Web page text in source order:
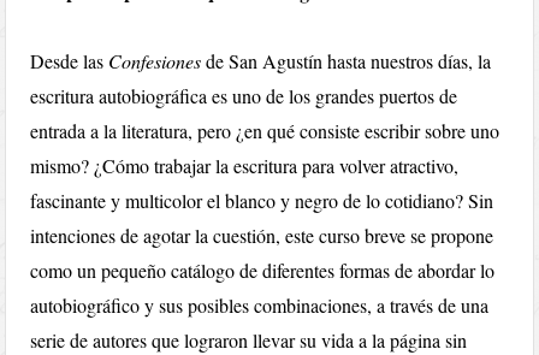
Desde las Confesionesde San Agustín hasta nuestros días, la
escritura autobiográfica es uno de los grandes puertos de
entrada a la literatura, pero ¿en qué consiste escribir sobre uno
mismo? ¿Cómo trabajar la escritura para volver atractivo,
fascinante y multicolor el blanco y negro de lo cotidiano? Sin
intenciones de agotar la cuestión, este curso breve se propone
como un pequeño catálogo de diferentes formas de abordar lo
autobiográfico y sus posibles combinaciones, a través de una
serie de autores que lograron llevar su vida a la página sin